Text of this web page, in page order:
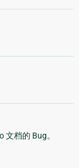
文档的 Bug。